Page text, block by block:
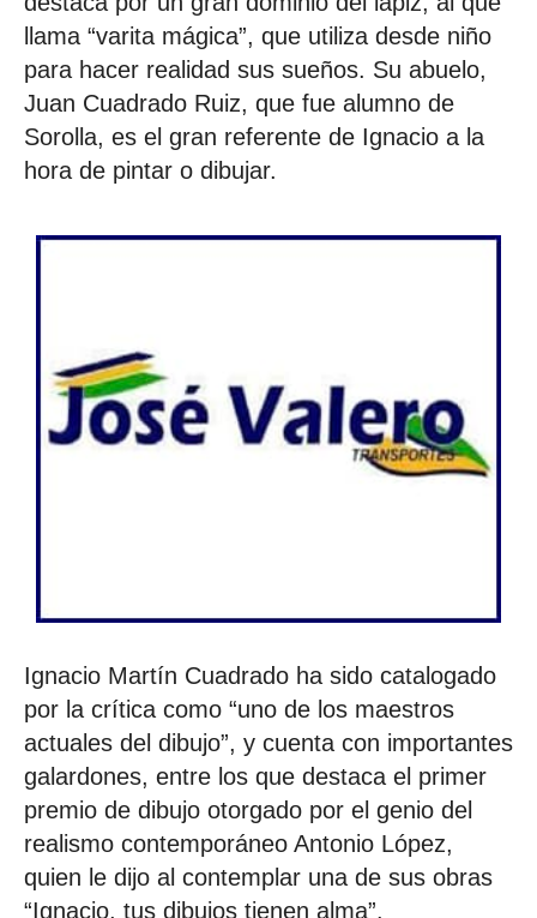
llama “varita mágica”, que utiliza desde niño
para hacer realidad sus sueños. Su abuelo,
Juan Cuadrado Ruiz, que fue alumno de
Sorolla, es el gran referente de Ignacio a la
hora de pintar o dibujar.
Ignacio Martín Cuadrado ha sido catalogado
por la crítica como “uno de los maestros
actuales del dibujo”, y cuenta con importantes
galardones, entre los que destaca el primer
premio de dibujo otorgado por el genio del
realismo contemporáneo Antonio López,
quien le dijo al contemplar una de sus obras
“Ignacio, tus dibujos tienen alma”.